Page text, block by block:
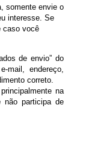
somente envie o
interesse. Se
caso você
de envio” do
mail, endereço,
correto.
na
não participa de